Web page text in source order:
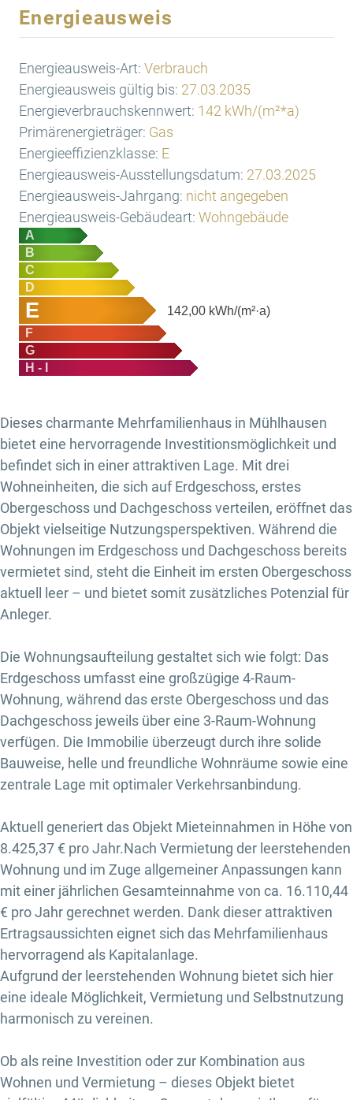
Energieausweis
Energieausweis-Art: Verbrauch
Energieausweis gültig bis: 27.03.2035
Energieverbrauchskennwert: 142 kWh/(m²*a)
Primärenergieträger: Gas
Energieeffizienzklasse: E
Energieausweis-Ausstellungsdatum: 27.03.2025
Energieausweis-Jahrgang: nicht angegeben
Energieausweis-Gebäudeart: Wohngebäude
A
B
C
D
E 142,00 kWh/(m²·a)
F
G
H - I
Dieses charmante Mehrfamilienhaus in Mühlhausen
bietet eine hervorragende Investitionsmöglichkeit und
befindet sich in einer attraktiven Lage. Mit drei
Wohneinheiten, die sich auf Erdgeschoss, erstes
Obergeschoss und Dachgeschoss verteilen, eröffnet das
Objekt vielseitige Nutzungsperspektiven. Während die
Wohnungen im Erdgeschoss und Dachgeschoss bereits
vermietet sind, steht die Einheit im ersten Obergeschoss
aktuell leer – und bietet somit zusätzliches Potenzial für
Anleger.
Die Wohnungsaufteilung gestaltet sich wie folgt: Das
Erdgeschoss umfasst eine großzügige 4-Raum-
Wohnung, während das erste Obergeschoss und das
Dachgeschoss jeweils über eine 3-Raum-Wohnung
verfügen. Die Immobilie überzeugt durch ihre solide
Bauweise, helle und freundliche Wohnräume sowie eine
zentrale Lage mit optimaler Verkehrsanbindung.
Aktuell generiert das Objekt Mieteinnahmen in Höhe von
8.425,37 € pro Jahr.Nach Vermietung der leerstehenden
Wohnung und im Zuge allgemeiner Anpassungen kann
mit einer jährlichen Gesamteinnahme von ca. 16.110,44
€ pro Jahr gerechnet werden. Dank dieser attraktiven
Ertragsaussichten eignet sich das Mehrfamilienhaus
hervorragend als Kapitalanlage.
Aufgrund der leerstehenden Wohnung bietet sich hier
eine ideale Möglichkeit, Vermietung und Selbstnutzung
harmonisch zu vereinen.
Ob als reine Investition oder zur Kombination aus
Wohnen und Vermietung – dieses Objekt bietet